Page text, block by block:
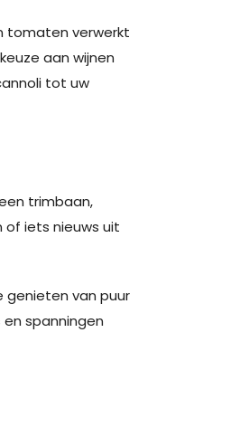
tomaten verwerkt
aan wijnen
tot uw
trimbaan,
iets nieuws uit
genieten van puur
spanningen